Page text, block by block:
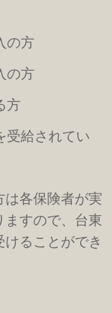
の方
の方
方
受給されてい
各保険者が実
ますので、台東
ることができ